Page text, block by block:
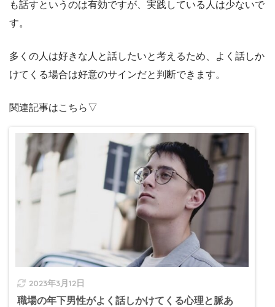
も話すというのは有効ですが、実践している人は少ないで
す。
多くの人は好きな人と話したいと考えるため、よく話しか
けてくる場合は好意のサインだと判断できます。
関連記事はこちら▽
2023年3月12日
職場の年下男性がよく話しかけてくる心理と脈あ